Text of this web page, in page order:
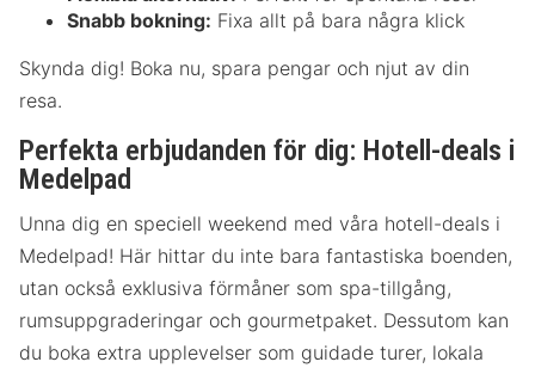
Snabb bokning: Fixa allt på bara några klick
Skynda dig! Boka nu, spara pengar och njut av din
resa.
Perfekta erbjudanden för dig: Hotell-deals i
Medelpad
Unna dig en speciell weekend med våra hotell-deals i
Medelpad! Här hittar du inte bara fantastiska boenden,
utan också exklusiva förmåner som spa-tillgång,
rumsuppgraderingar och gourmetpaket. Dessutom kan
du boka extra upplevelser som guidade turer, lokala